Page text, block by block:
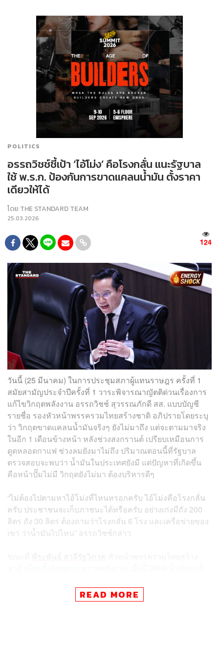
POLITICS
อรรถวิชช์ชี้เป้า ‘ไอ้โม่ง’ คือโรงกลั่น แนะรัฐบาล
ใช้ พ.ร.ก. ป้องกันการขาดแคลนน้ำมัน ตั้งราคา
เดียวให้ได้
โดย THE STANDARD TEAM
25.03.2026
124
วันนี้ (25 มีนาคม) ในการประชุมสภาผู้แทนราษฎร ครั้งที่ 1
สมัยสามัญประจำปีครั้งที่ 1 วาระพิจารณาญัตติด่วนเรื่องการ
แก้ไขวิกฤตพลังงาน อรรถวิชช์ สุวรรณภักดี สส. แบบบัญชี
รายชื่อ รองหัวหน้าพรรครวมไทยสร้างชาติ อภิปรายโดยระบุ
ว่า วิกฤตขาดแคลนน้ำมันจริงๆ ยังไม่มาถึง แต่จะตามมาจริง
ในอีก 1 เดือนข้างหน้า หลังช่วงสงกรานต์ เปรียบเหมือนการ
ดูดหลอดกาแฟ ช่วงลมยังมาไม่ถึง ปริมาณตอนนี้ที่รัฐบาล
ตรวจสอบจะพบว่า น้ำมันในประเทศยังมี แต่ปัญหาที่เกิดขึ้น
คือหน้าปั๊มไม่มี วิกฤตยังไม่มา ต้องบริหารดีๆ
“ไม่ต้องไปตามหาไอ้โม่งที่ไหนหรอกครับ ไอ้โม่งคือโรงกลั่น
ครับ ประชาชนจะเก็บภาชนะได้หรือครับ อย่างเก่งมีถัง 200
ลิตร ถัง 30 ลิตร ต้องถามว่าโรงกลั่น 6 โรง และเครือข่ายของ
เขา ว่าน้ำมันไปไหน” อรรถวิชช์กล่าว
159 ลิตร กล่าวคือในปี 2568 ที่ผ่านมา ไทยผลิตน้ำมันอย่าง
น้อย 159 ล้านลิตรต่อวัน ถือว่าเพียงพอ แต่เหตุใดหน้าปั๊มจึง
READ MORE